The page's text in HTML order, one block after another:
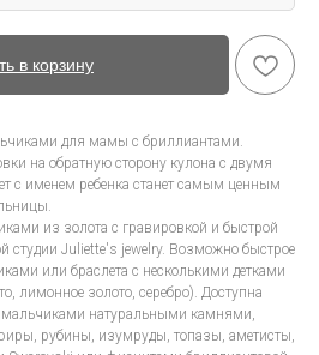
в корзину
для мамы с бриллиантами.
на обратную сторону кулона с двумя
с именем ребенка станет самым ценным
из золота с гравировкой и быстрой
студии Juliette's jewelry. Возможно быстрое
или браслета с несколькими детками
лимонное золото, серебро). Доступна
мальчиками натуральными камнями,
рубины, изумруды, топазы, аметисты,